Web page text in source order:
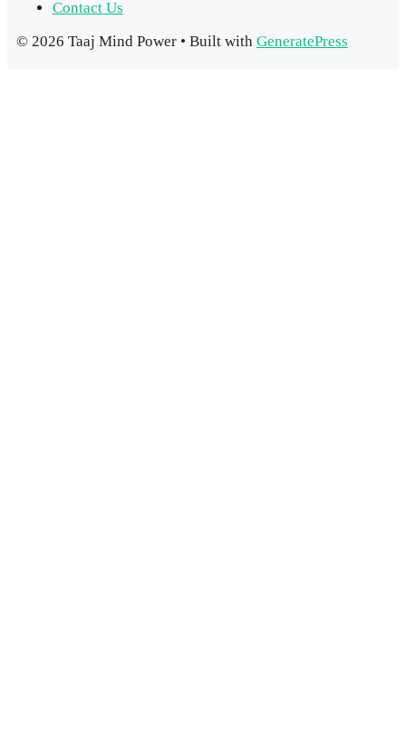
Contact Us
© 2026 Taaj Mind Power • Built with GeneratePress